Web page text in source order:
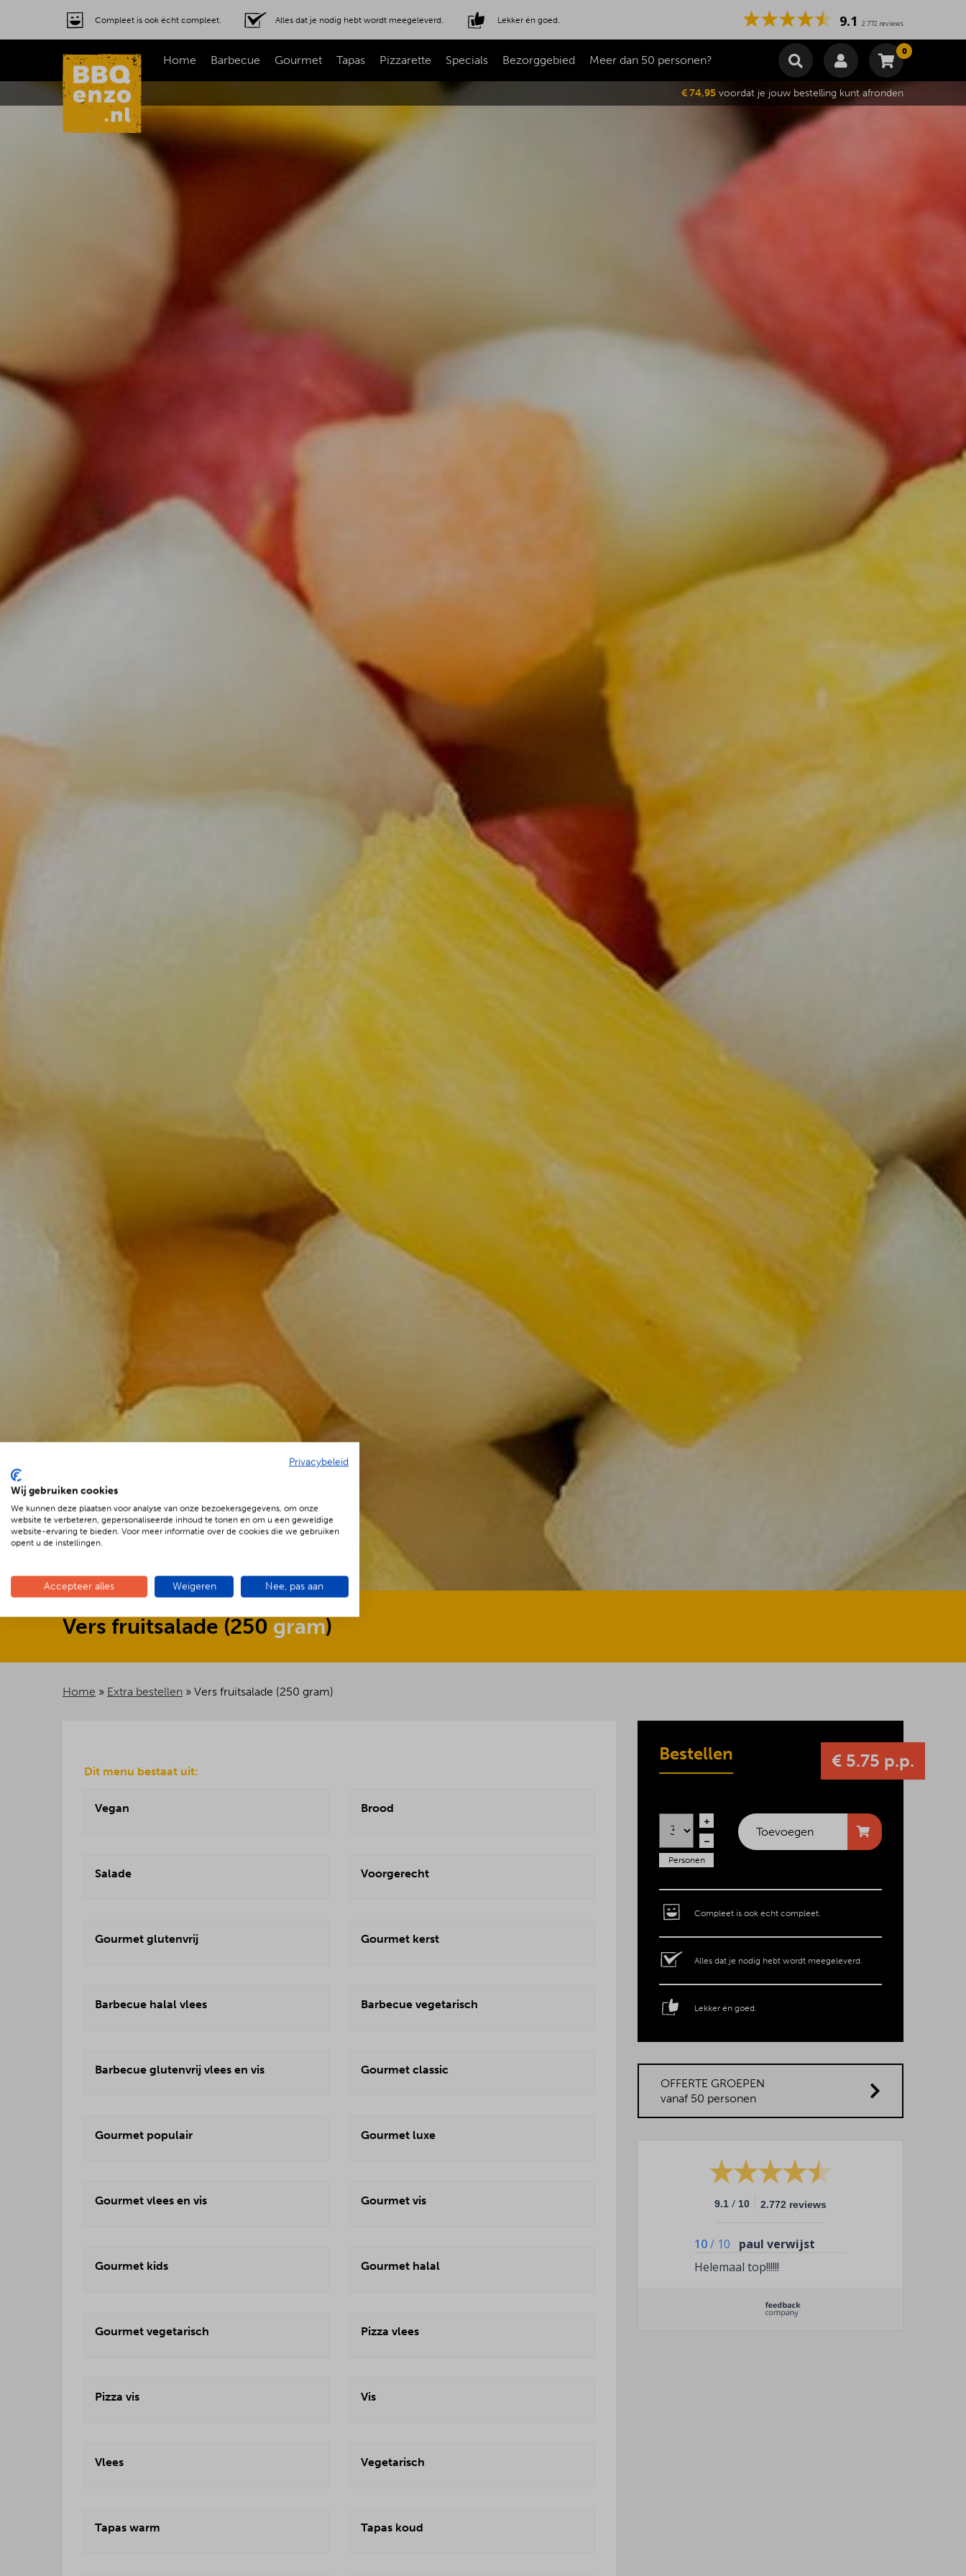
Compleet is ook écht compleet. Alles dat je nodig hebt wordt meegeleverd. Lekker én goed. 9.1 2.772 reviews
Home Barbecue Gourmet Tapas Pizzarette Specials Bezorggebied Meer dan 50 personen?
0
Winkelmand
Je winkelwagen is momenteel leeg.
Subtotaal €0,00
Wijzig winkelmand
€ 74,95 voordat je jouw bestelling kunt afronden
€5.75 p.p.
Vers fruitsalade (250 gram)
Home » Extra bestellen » Vers fruitsalade (250 gram)
Dit menu bestaat uit:
Vegan Brood
Salade Voorgerecht
Gourmet glutenvrij Gourmet kerst
Barbecue halal vlees Barbecue vegetarisch
Barbecue glutenvrij vlees en vis Gourmet classic
Gourmet populair Gourmet luxe
Gourmet vlees en vis Gourmet vis
Gourmet kids Gourmet halal
Gourmet vegetarisch Pizza vlees
Pizza vis Vis
Vlees Vegetarisch
Tapas warm Tapas koud
Bestellen € 5.75 p.p.
Personen
Toevoegen
Compleet is ook écht compleet.
Alles dat je nodig hebt wordt meegeleverd.
Lekker én goed.
OFFERTE GROEPEN
vanaf 50 personen
9.1 / 10 2.772 reviews
10/ 10
paul verwijst
Helemaal top!!!!!!
Privacybeleid
Wij gebruiken cookies
We kunnen deze plaatsen voor analyse van onze bezoekersgegevens, om onze
website te verbeteren, gepersonaliseerde inhoud te tonen en om u een geweldige
website-ervaring te bieden. Voor meer informatie over de cookies die we gebruiken
opent u de instellingen.
Accepteer alles Weigeren Nee, pas aan